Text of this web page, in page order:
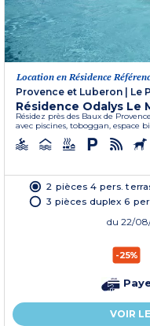
Location en Résidence
Provence et Luberon | Le
Résidence Odalys Le
Résidez près des Baux de
avec piscines, toboggan, espace
2 pièces 4 pers.
3 pièces duplex 6
du 22/
-25%
VOIR